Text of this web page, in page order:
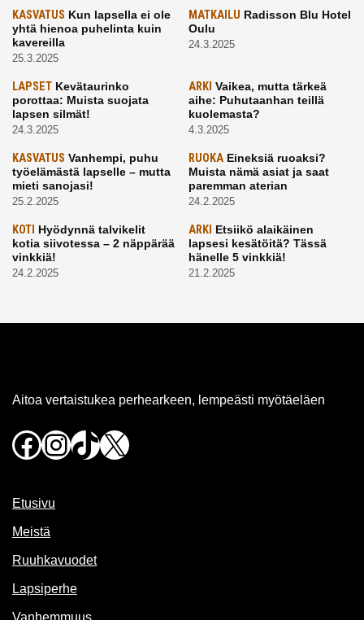
KASVATUS Kun lapsella ei ole
yhtä hienoa puhelinta kuin
kavereilla
25.3.2025
MATKAILU Radisson Blu Hotel
Oulu
24.3.2025
LAPSET Kevätaurinko
porottaa: Muista suojata
lapsen silmät!
24.3.2025
ARKI Vaikea, mutta tärkeä
aihe: Puhutaanhan teillä
kuolemasta?
4.3.2025
KASVATUS Vanhempi, puhu
työelämästä lapselle – mutta
mieti sanojasi!
25.2.2025
RUOKAEineksiä ruoaksi?
Muista nämä asiat ja saat
paremman aterian
24.2.2025
KOTI Hyödynnä talvikelit
kotia siivotessa – 2 näppärää
vinkkiä!
24.2.2025
ARKI Etsiikö alaikäinen
lapsesi kesätöitä? Tässä
hänelle 5 vinkkiä!
21.2.2025
Aitoa vertaistukea perhearkeen, lempeästi myötäeläen
Facebook
Instagram
TikTok
X
Etusivu
Meistä
Ruuhkavuodet
Lapsiperhe
Vanhemmuus